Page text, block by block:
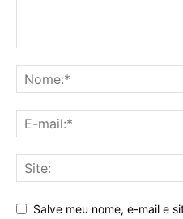
Salve meu nome, e-mail e